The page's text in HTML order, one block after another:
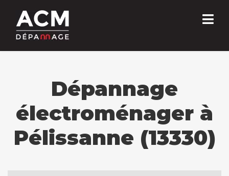
Dépannage
électroménager à
Pélissanne (13330)